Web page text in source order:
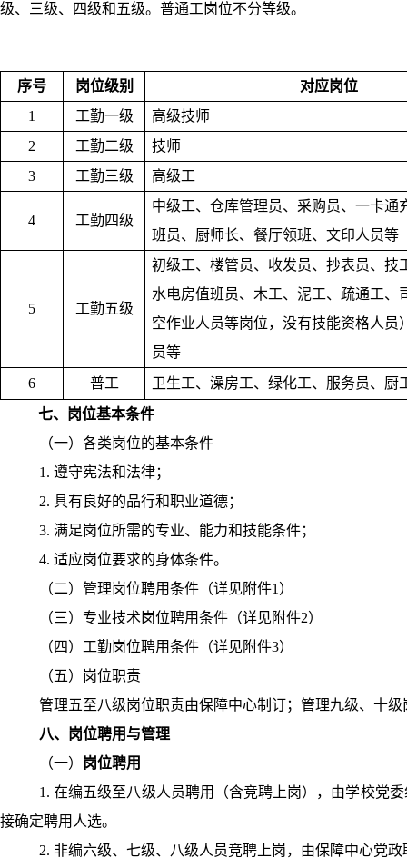
级、三级、四级和五级。普通工岗位不分等级。
序号 岗位级别
对应岗位
1
工勤一级
高级技师
2
工勤二级
技师
3
工勤三级 高级工
4 工勤四级
中级工、仓库管理员、采购员、一卡通
班员、厨师长、餐厅领班、文印人员等
5 工勤五级
初级工、楼管员、收发员、抄表员、技
水电房值班员、木工、泥工、疏通工、
空作业人员等岗位，没有技能资格人员
员等
6
普工
卫生工、澡房工、绿化工、服务员、厨
七、岗位基本条件
（一）各类岗位的基本条件
1. 遵守宪法和法律；
2. 具有良好的品行和职业道德；
3. 满足岗位所需的专业、能力和技能条件；
4. 适应岗位要求的身体条件。
（二）管理岗位聘用条件（详见附件1 ）
（三）专业技术岗位聘用条件（详见附件2）
（四）工勤岗位聘用条件（详见附件3）
（五）岗位职责
管理五至八级岗位职责由保障中心制订；管理九级、十
八、岗位聘用与管理
（一）
岗位聘用
1.在编五级至八级人员聘用（含竞聘上岗），由学校党
接确定聘用人选。
2. 非编六级、七级、八级人员竞聘上岗，由保障中心党